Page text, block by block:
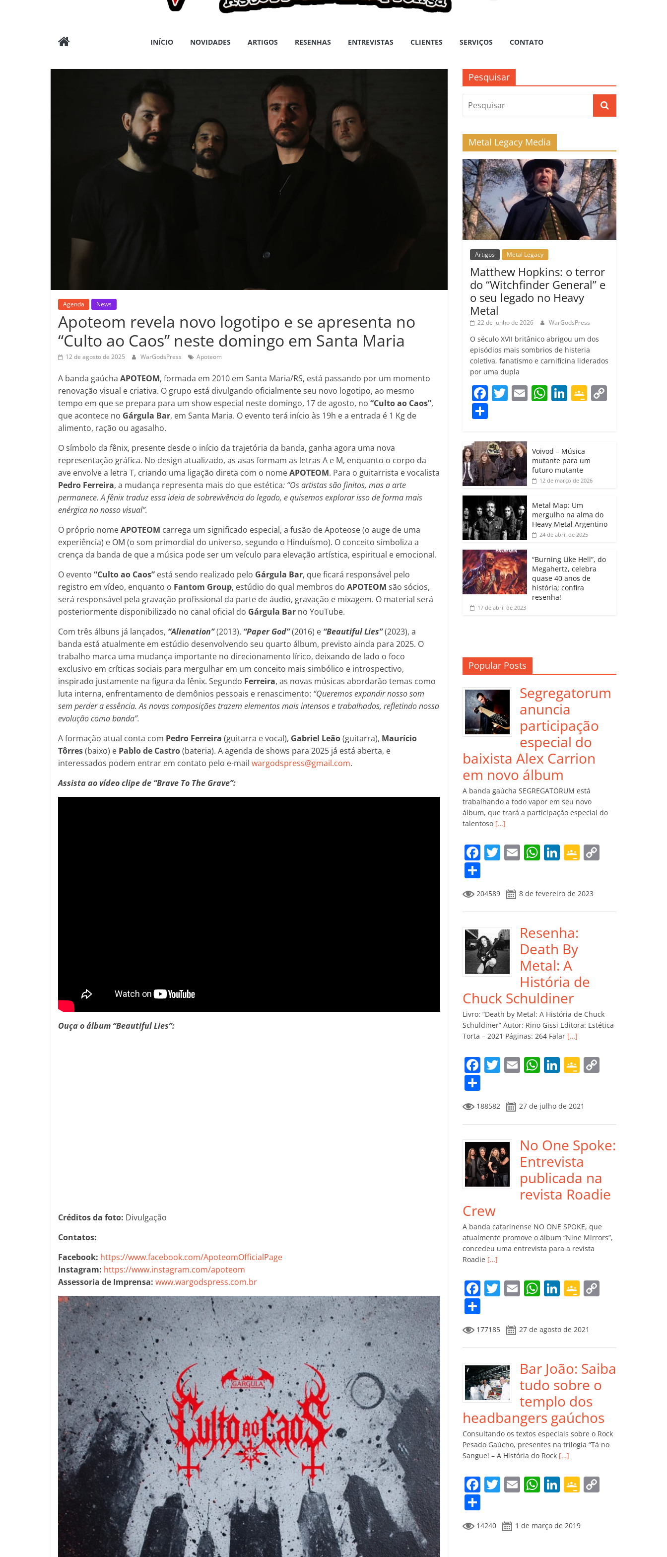
Wargods
Press
INÍCIO NOVIDADES ARTIGOS RESENHAS ENTREVISTAS CLIENTES SERVIÇOS CONTATO
Agenda News
Apoteom revela novo logotipo e se apresenta no
“Culto ao Caos” neste domingo em Santa Maria
12 de agosto de 2025 WarGodsPress Apoteom
A banda gaúcha APOTEOM, formada em 2010 em Santa Maria/RS, está passando por um momento
renovação visual e criativa. O grupo está divulgando oficialmente seu novo logotipo, ao mesmo
tempo em que se prepara para um show especial neste domingo, 17 de agosto, no “Culto ao Caos”,
que acontece no Gárgula Bar, em Santa Maria. O evento terá início às 19h e a entrada é 1 Kg de
alimento, ração ou agasalho.
O símbolo da fênix, presente desde o início da trajetória da banda, ganha agora uma nova
representação gráfica. No design atualizado, as asas formam as letras A e M, enquanto o corpo da
ave envolve a letra T, criando uma ligação direta com o nomeAPOTEOM. Para o guitarrista e vocalista
Pedro Ferreira, a mudança representa mais do que estética: “Os artistas são finitos, mas a arte
permanece. A fênix traduz essa ideia de sobrevivência do legado, e quisemos explorar isso de forma mais
enérgica no nosso visual”.
O próprio nomeAPOTEOM carrega um significado especial, a fusão de Apoteose (o auge de uma
experiência) e OM (o som primordial do universo, segundo o Hinduísmo). O conceito simboliza a
crença da banda de que a música pode ser um veículo para elevação artística, espiritual e emocional.
O evento “Culto ao Caos” está sendo realizado pelo Gárgula Bar, que ficará responsável pelo
registro em vídeo, enquanto o Fantom Group, estúdio do qual membros do APOTEOM são sócios,
será responsável pela gravação profissional da parte de áudio, gravação e mixagem. O material será
posteriormente disponibilizado no canal oficial do Gárgula Bar no YouTube.
Com três álbuns já lançados, “Alienation”(2013), “Paper God”(2016) e “Beautiful Lies”(2023), a
banda está atualmente em estúdio desenvolvendo seu quarto álbum, previsto ainda para 2025. O
trabalho marca uma mudança importante no direcionamento lírico, deixando de lado o foco
exclusivo em críticas sociais para mergulhar em um conceito mais simbólico e introspectivo,
inspirado justamente na figura da fênix. Segundo Ferreira, as novas músicas abordarão temas como
luta interna, enfrentamento de demônios pessoais e renascimento: “Queremos expandir nosso som
sem perder a essência. As novas composições trazem elementos mais intensos e trabalhados, refletindo nossa
evolução como banda”.
A formação atual conta com Pedro Ferreira (guitarra e vocal), Gabriel Leão(guitarra), Maurício
Tôrres(baixo) e Pablo de Castro(bateria). A agenda de shows para 2025 já está aberta, e
interessados podem entrar em contato pelo e-mail wargodspress@gmail.com.
Assista ao vídeo clipe de “Brave To The Grave”:
Ouça o álbum “Beautiful Lies”:
Créditos da foto: Divulgação
Contatos:
Facebook: https://www.facebook.com/ApoteomOfficialPage
Instagram: https://www.instagram.com/apoteom
Assessoria de Imprensa: www.wargodspress.com.br
Pesquisar
Metal Legacy Media
Artigos Metal Legacy
Matthew Hopkins: o terror
do “Witchfinder General” e
o seu legado no Heavy
Metal
22 de junho de 2026 WarGodsPress
O século XVII britânico abrigou um dos
episódios mais sombrios de histeria
coletiva, fanatismo e carnificina liderados
por uma dupla
F
e
b
o
o
k
T
er
E W
A
p
p
Li
dI
n
G
e
a
ro
o
m
m
p
ar
til
h
ar
Voivod – Música
mutante para um
futuro mutante
12 de março de 2026
Metal Map: Um
mergulho na alma do
Heavy Metal Argentino
24 de abril de 2025
“Burning Like Hell”, do
Megahertz, celebra
quase 40 anos de
história; confira
resenha!
17 de abril de 2023
Popular Posts
Segregatorum
anuncia
participação
especial do
baixista Alex Carrion
em novo álbum
A banda gaúcha SEGREGATORUM está
trabalhando a todo vapor em seu novo
álbum, que trará a participação especial do
talentoso […]
F
e
b
o
o
k
T
itt
er
E
l
W
s
A
p
p
Li
e
dI
n
G
gl
e
ro
m
Li
o
m
p
ar
til
h
ar
204589 8 de fevereiro de 2023
Resenha:
Death By
Metal: A
História de
Chuck Schuldiner
Livro: “Death by Metal: A História de Chuck
Schuldiner” Autor: Rino Gissi Editora: Estética
Torta – 2021 Páginas: 264 Falar […]
F
e
b
o
o
k
T
itt
er
E
l
W
s
A
p
p
Li
e
dI
n
G
gl
e
Cl
a
ss
ro
m
Li
n
o
m
p
ar
til
h
ar
188582 27 de julho de 2021
No One Spoke:
Entrevista
publicada na
revista Roadie
Crew
A banda catarinense NO ONE SPOKE, que
atualmente promove o álbum “Nine Mirrors”,
concedeu uma entrevista para a revista
Roadie […]
F
e
b
o
o
k
T
itt
er
E
l
W
s
A
p
p
Li
e
dI
n
G
gl
e
Cl
a
ss
ro
o
m
Li
n
k
o
m
p
ar
til
h
ar
177185 27 de agosto de 2021
Bar João: Saiba
tudo sobre o
templo dos
headbangers gaúchos
Consultando os textos especiais sobre o Rock
Pesado Gaúcho, presentes na trilogia “Tá no
Sangue! – A História do Rock […]
F
e
T
itt
er
E
l
W
s
Li
e
G
gl
o
m
14240 1 de março de 2019